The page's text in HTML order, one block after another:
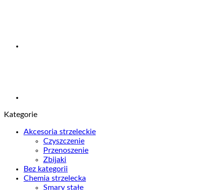
Kategorie
Akcesoria strzeleckie
Czyszczenie
Przenoszenie
Zbijaki
Bez kategorii
Chemia strzelecka
Smary stałe